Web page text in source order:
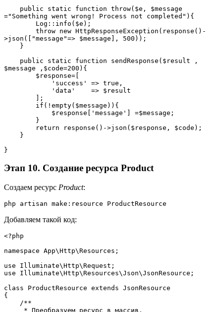
="Something went wrong! Process not completed"){
        Log::info($e);
>json(["message"=> $message], 500));
    }
$message ,$code=200){
        $response=[
            'success' => true,
            'data'    => $result
        ];
        if(!empty($message)){
            $response['message'] =$message;
        }
        return response()->json($response, $code);
    }
}
Этап 10. Создание ресурса Product
Создаем ресурс Product:
php artisan make:resource ProductResource
Добавляем такой код:
<?php
namespace App\Http\Resources;
use Illuminate\Http\Request;
use Illuminate\Http\Resources\Json\JsonResource;
class ProductResource extends JsonResource
{
    /**
     * Преобразуем ресурс в массив.